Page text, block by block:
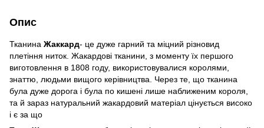
Опис
Тканина Жаккард- це дуже гарний та міцний різновид
плетіння ниток. Жакардові тканини, з моменту їх першого
виготовлення в 1808 году, використовувалися королями,
знаттю, людьми вищого керівництва. Через те, що тканина
була дуже дорога і була по кишені лише наближеним короля,
та й зараз натуральний жакардовий матеріал цінується високо
і є за що